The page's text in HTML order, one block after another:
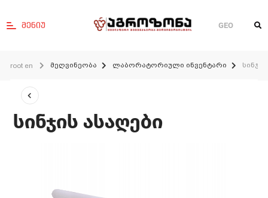
მენიუ GEO
root en მეღვინეობა ლაბორატორიული ინვენტარი
სინჯის ასაღები